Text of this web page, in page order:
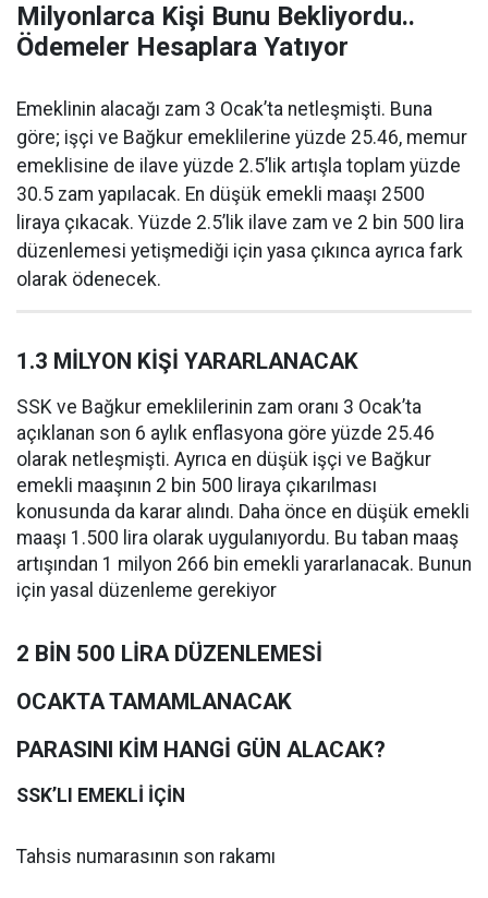
Milyonlarca Kişi Bunu Bekliyordu..
Ödemeler Hesaplara Yatıyor
Emeklinin alacağı zam 3 Ocak’ta netleşmişti. Buna
göre; işçi ve Bağkur emeklilerine yüzde 25.46, memur
emeklisine de ilave yüzde 2.5’lik artışla toplam yüzde
30.5 zam yapılacak. En düşük emekli maaşı 2500
liraya çıkacak. Yüzde 2.5’lik ilave zam ve 2 bin 500 lira
düzenlemesi yetişmediği için yasa çıkınca ayrıca fark
olarak ödenecek.
1.3 MİLYON KİŞİ YARARLANACAK
SSK ve Bağkur emeklilerinin zam oranı 3 Ocak’ta
açıklanan son 6 aylık enflasyona göre yüzde 25.46
olarak netleşmişti. Ayrıca en düşük işçi ve Bağkur
emekli maaşının 2 bin 500 liraya çıkarılması
konusunda da karar alındı. Daha önce en düşük emekli
maaşı 1.500 lira olarak uygulanıyordu. Bu taban maaş
artışından 1 milyon 266 bin emekli yararlanacak. Bunun
için yasal düzenleme gerekiyor
2 BİN 500 LİRA DÜZENLEMESİ
OCAKTA TAMAMLANACAK
PARASINI KİM HANGİ GÜN ALACAK?
SSK’LI EMEKLİ İÇİN
Tahsis numarasının son rakamı